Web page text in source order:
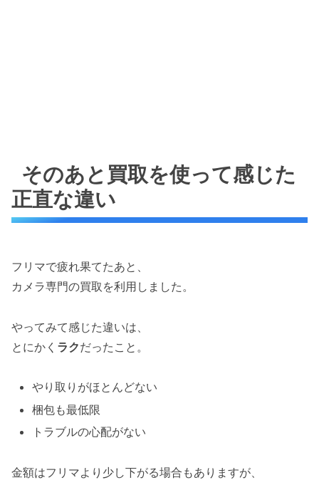
そのあと買取を使って感じた
正直な違い
フリマで疲れ果てたあと、
カメラ専門の買取を利用しました。
やってみて感じた違いは、
とにかく ラクだったこと。
やり取りがほとんどない
梱包も最低限
トラブルの心配がない
金額はフリマより少し下がる場合もありますが、